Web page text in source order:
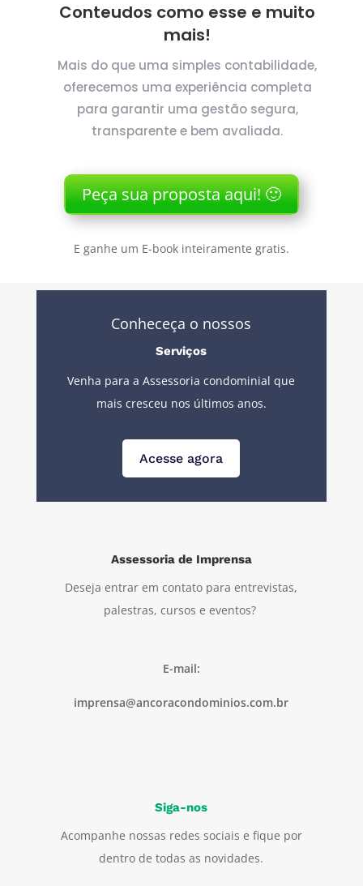
Conteudos como esse e muito
mais!
Mais do que uma simples contabilidade,
oferecemos uma experiência completa
para garantir uma gestão segura,
transparente e bem avaliada.
Peça sua proposta aqui! 🙂
E ganhe um E-book inteiramente gratis.
Conheceça o nossos
Serviços
Venha para a Assessoria condominial que
mais cresceu nos últimos anos.
Acesse agora
Assessoria de Imprensa
Deseja entrar em contato para entrevistas,
palestras, cursos e eventos?
E-mail:
imprensa@ancoracondominios.com.br
Siga-nos
Acompanhe nossas redes sociais e fique por
dentro de todas as novidades.